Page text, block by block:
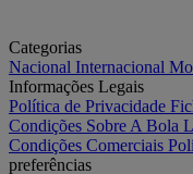
Categorias
Nacional Internacional
Informações Legais
Política de Privacidade
Condições Sobre A Bola
Condições Comerciais
preferências